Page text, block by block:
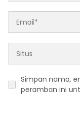
Simpan nama,
peramban ini